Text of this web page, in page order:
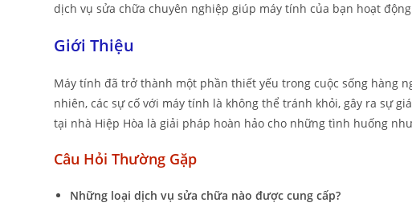
dịch vụ sửa chữa chuyên nghiệp giúp máy tính của bạn hoạt
Giới Thiệu
Máy tính đã trở thành một phần thiết yếu trong cuộc sống hàng
nhiên, các sự cố với máy tính là không thể tránh khỏi, gây ra sự
tại nhà Hiệp Hòa là giải pháp hoàn hảo cho những tình huống
Câu Hỏi Thường Gặp
Những loại dịch vụ sửa chữa nào được cung cấp?